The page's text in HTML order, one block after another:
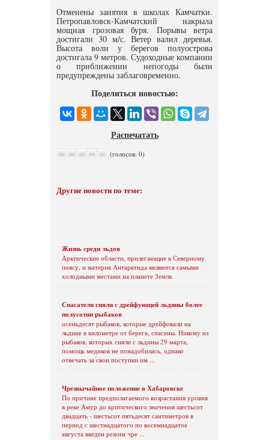
Отменены занятия в школах Камчатки.
Петропавловск-Камчатский накрыла
мощная грозовая буря. Порывы ветра
достигали 30 м/с. Ветер валил деревья.
Высота волн у берегов полуострова
достигала 9 метров. Судоходные компании
о приближении непогоды были
предупреждены заблаговременно.
Поделиться новостью:
Распечатать
(голосов: 0)
Другие новости по теме:
Жизнь среди льдов
Арктические области, прилегающие к Северному
поясу, и материк Антарктида являются самыми
холодными местами на планете Земля.
Спасатели сняли с дрейфующей льдины более
полусотни рыбаков
осемьдесят рыбаков, которые дрейфовали на
льдине в километре от берега, спасены. Никому из
рыбаков, которых сняли с льдины 29 марта,
помощь медиков не понадобилась, однако
отвечать за свои поступки им ...
Чрезвычайное положение в Хабаровске
По причине предполагаемого возрастания уровня
в реке Амур до критического значения шестьсот
двадцать - шестьсот пятьдесят сантиметров в
период с шестнадцатого по восемнадцатое
августа введен режим чре ...